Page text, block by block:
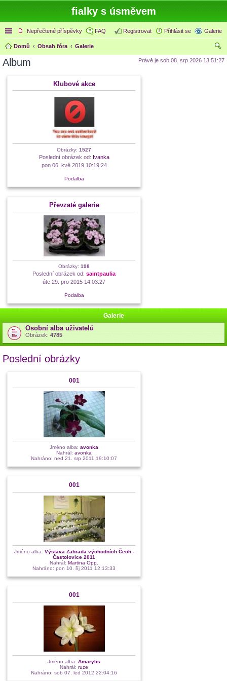
fialky s úsměvem
Rychlé odkazy
Nepřečtené příspěvky Galerie
FAQ Přihlásit se
Registrovat
Domů Obsah fóra
Galerie
led
Právě je sob 08. srp 2026 13:51:27
Album
Klubové akce
Obrázky: 1527
Poslední obrázek od: Ivanka
pon 06. kvě 2019 10:19:24
Podalba
Převzaté galerie
Obrázky: 198
Poslední obrázek od: saintpaulia
úte 29. pro 2015 14:03:27
Podalba
Galerie
Osobní alba uživatelů
Obrázek: 4785
Poslední obrázky
001
Jméno alba: avonka
Nahrál: avonka
Nahráno: ned 21. srp 2011 19:10:07
001
Jméno alba: Výstava Zahrada východních Čech -
Častolovice 2011
Nahrál: Martina Opp.
Nahráno: pon 10. říj 2011 12:13:33
001
Jméno alba: Amarylis
Nahrál: ruze
Nahráno: sob 07. led 2012 22:04:16